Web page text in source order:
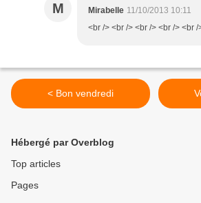
M Mirabelle 11/10/2013 10:11
<br /> <br /> <br /> <br /> <br /
< Bon vendredi
Hébergé par Overblog
Top articles
Pages